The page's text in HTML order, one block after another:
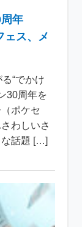
年
ェス、メ
“でかけ
30周年を
ポケセ
わしいさ
な話題 […]